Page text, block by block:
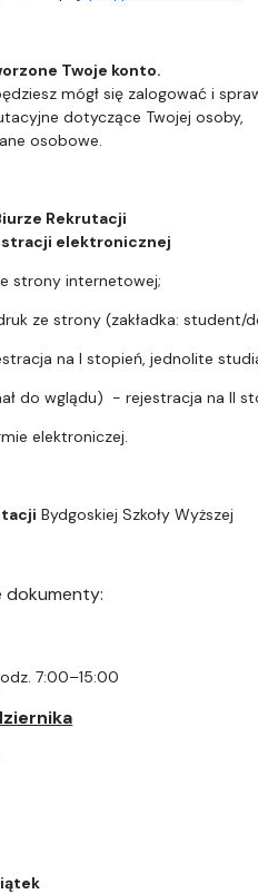
Twoje konto.
mógł się zalogować i
dotyczące Twojej osoby,
osobowe.
Rekrutacji
elektronicznej
strony internetowej;
ze strony (zakładka: student/
na I stopień, jednolite
do wglądu) - rejestracja na II
elektroniczej.
Bydgoskiej Szkoły Wyższej
dokumenty:
7:00–15:00